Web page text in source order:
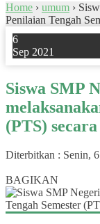
Home › umum ›
Penilaian Tengah
6
Sep 2021
Siswa SMP
(PTS)
Diterbitkan : Senin,
BAGIKAN